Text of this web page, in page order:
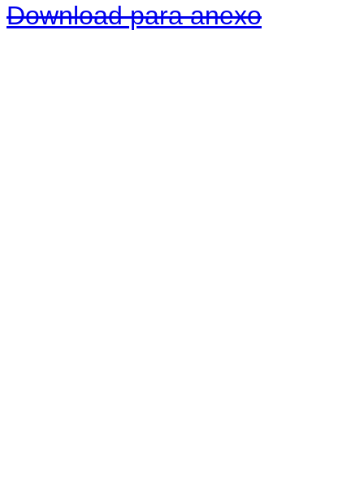
Download para anexo